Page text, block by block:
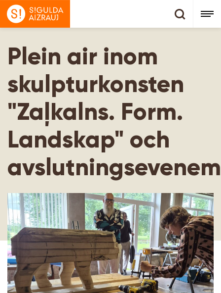
Plein air inom
skulpturkonsten
"Zaļkalns. Form.
Landskap" och